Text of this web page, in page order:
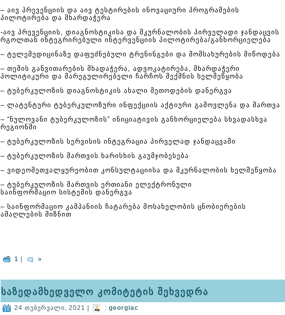
– აივ პრევენციის და აივ ტესტირების ინოვაციური პროგრამების
პილოტირება და მხარდაჭერა
-აივ პრევენციის, დიაგნოსტიკისა და მკურნალობის პირველადი ჯანდაცვის
რგოლთან ინტეგრირებული ინტერვენციის პილოტირება/განხორციელება
– ტელემედიცინაზე დაფუძნებული ტრენინგები და მომსახურების მიწოდება
– თემის განვითარების მხადაჭერა, ადვოკატირება, მხარდაჭერი
პოლიტიკური და მარეგულირებელი ჩარჩოს შექმნის ხელშეწყობა
– ტუბერკულოზის დიაგნოსტიკის ახალი მეთოდების დანერგვა
– ლატენტური ტუბერკულოზური ინფექციის აქტიური გამოვლენა და მართვა
– “ნულოვანი ტუბერკულოზის” ინიციატივის განხორციელება სხვადასხვა
რეგიონში
– ტუბერკულოზის სერვისის ინტეგრაცია პირველად ჯანდაცვაში
– ტუბერკულოზის მართვის ხარისხის გაუმჯობესება
– ვიდეომეთვალყურეობით კონსულტაციისა და მკურნალობის ხელშეწყობა
– ტუბერკულოზის მართვის ერთიანი ელექტრონული
საინფორმაციო სისტემის დანერგვა
– საინფორმაციო კამპანიის ჩატარება მოსახელობის ცნობიერების
ამაღლების მიზნით
1 | »
საზედამხედველო კომიტეტის შეხვედრა
24 თებერვალი, 2021 | : georgiac